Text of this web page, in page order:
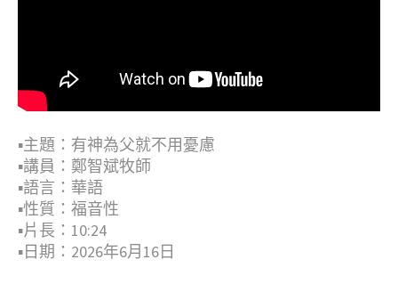
▪︎主題：有神為父就不用憂慮
▪︎講員：鄭智斌牧師
▪︎語言：華語
▪︎性質：福音性
▪︎片長：10:24
▪︎日期：2026年6月16日